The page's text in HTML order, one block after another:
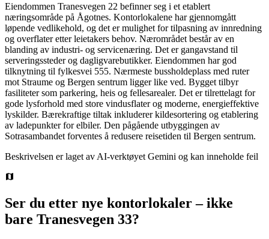
Eiendommen Tranesvegen 22 befinner seg i et etablert
næringsområde på Ågotnes. Kontorlokalene har gjennomgått
løpende vedlikehold, og det er mulighet for tilpasning av innredning
og overflater etter leietakers behov. Nærområdet består av en
blanding av industri- og servicenæring. Det er gangavstand til
serveringssteder og dagligvarebutikker. Eiendommen har god
tilknytning til fylkesvei 555. Nærmeste bussholdeplass med ruter
mot Straume og Bergen sentrum ligger like ved. Bygget tilbyr
fasiliteter som parkering, heis og fellesarealer. Det er tilrettelagt for
gode lysforhold med store vindusflater og moderne, energieffektive
lyskilder. Bærekraftige tiltak inkluderer kildesortering og etablering
av ladepunkter for elbiler. Den pågående utbyggingen av
Sotrasambandet forventes å redusere reisetiden til Bergen sentrum.
Beskrivelsen er laget av AI-verktøyet Gemini og kan inneholde feil
Ser du etter nye kontorlokaler – ikke
bare Tranesvegen 33?